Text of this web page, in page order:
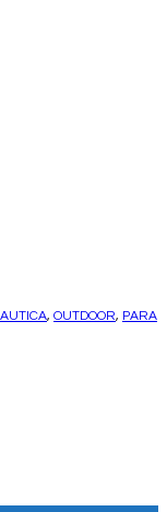
, OUTDOOR, PARA